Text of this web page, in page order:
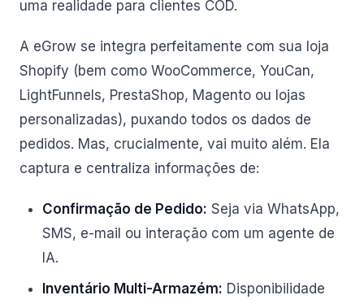
uma realidade para clientes COD.
A eGrow se integra perfeitamente com sua loja
Shopify (bem como WooCommerce, YouCan,
LightFunnels, PrestaShop, Magento ou lojas
personalizadas), puxando todos os dados de
pedidos. Mas, crucialmente, vai muito além. Ela
captura e centraliza informações de:
Confirmação de Pedido: Seja via WhatsApp,
SMS, e-mail ou interação com um agente de
IA.
Inventário Multi-Armazém: Disponibilidade